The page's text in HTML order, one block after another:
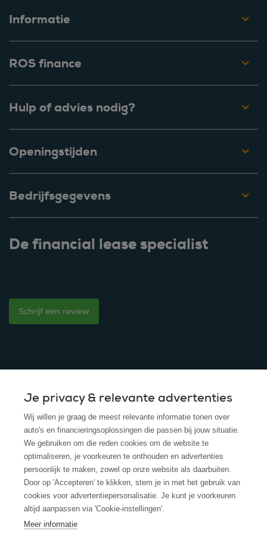
Informatie
ROS finance
Hulp of advies nodig?
Openingstijden
Bedrijfsgegevens
De financial lease specialist
Schrijf een review
© 2025 - ROS Krediet Service
Algemene Voorwaarden
Disclaimer
Privacy Policy
Cookies
Cookie policy
Je privacy & relevante advertenties
Wij willen je graag de meest relevante informatie tonen over
auto's en financieringsoplossingen die passen bij jouw situatie.
We gebruiken om die reden cookies om de website te
optimaliseren, je voorkeuren te onthouden en advertenties
persoonlijk te maken, zowel op onze website als daarbuiten.
Door op 'Accepteren' te klikken, stem je in met het gebruik van
cookies voor advertentiepersonalisatie. Je kunt je voorkeuren
altijd aanpassen via 'Cookie-instellingen'.
Meer informatie